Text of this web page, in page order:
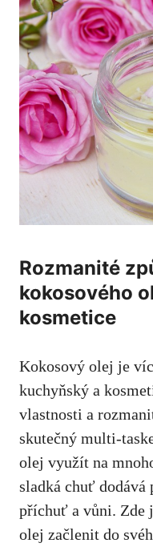
Rozmanité
kokosového
kosmetice
Kokosový olej je
kuchyňský a
vlastnosti a
skutečný multi-
olej využít na
sladká​ chuť
‍příchuť a vůni. ⁢Zde
olej začlenit do